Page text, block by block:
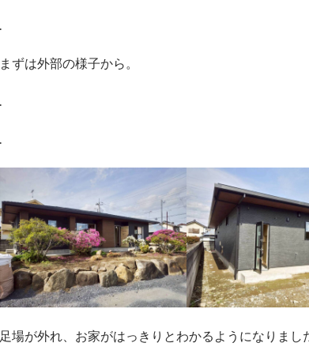
まずは外部の様子から。
足場が外れ、お家がはっきりとわかるようになりまし